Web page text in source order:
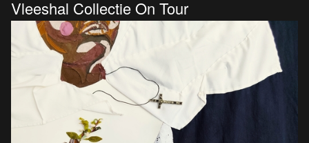
Vleeshal Collectie On Tour